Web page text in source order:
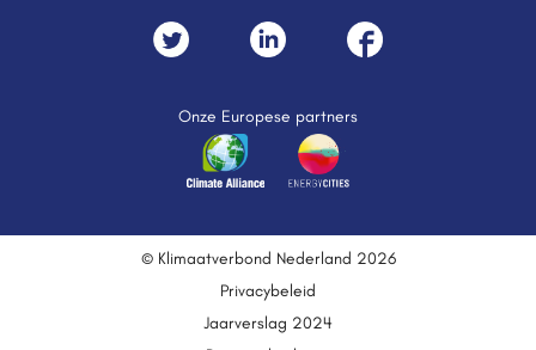
Onze Europese partners
© Klimaatverbond Nederland 2026
Privacybeleid
Jaarverslag 2024